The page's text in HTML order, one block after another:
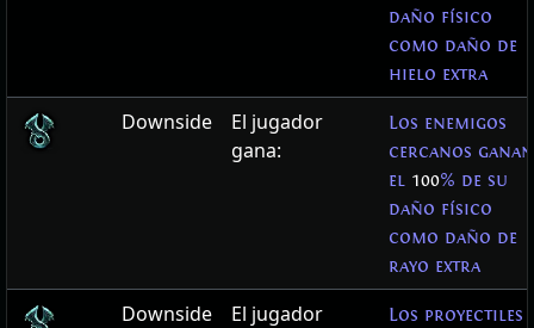
daño físico
como daño de
hielo extra
Downside
El jugador
gana:
Los enemigos
cercanos ganan
el 100% de su
daño físico
como daño de
rayo extra
Downside
El jugador
Los proyectiles